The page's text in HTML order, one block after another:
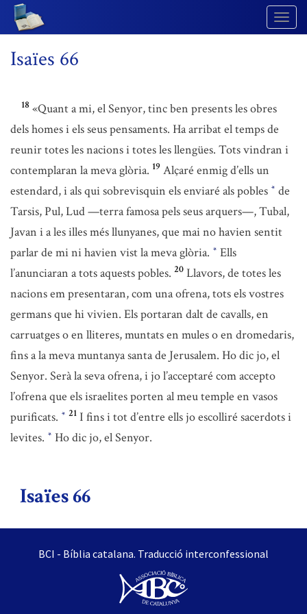
Isaïes 66
18 «Quant a mi, el Senyor, tinc ben presents les obres
dels homes i els seus pensaments. Ha arribat el temps de
reunir totes les nacions i totes les llengües. Tots vindran i
contemplaran la meva glòria. 19 Alçaré enmig d’ells un
estendard, i als qui sobrevisquin els enviaré als pobles * de
Tarsis, Pul, Lud —terra famosa pels seus arquers—, Tubal,
Javan i a les illes més llunyanes, que mai no havien sentit
parlar de mi ni havien vist la meva glòria. * Ells
l’anunciaran a tots aquests pobles. 20 Llavors, de totes les
nacions em presentaran, com una ofrena, tots els vostres
germans que hi vivien. Els portaran dalt de cavalls, en
carruatges o en lliteres, muntats en mules o en dromedaris,
fins a la meva muntanya santa de Jerusalem. Ho dic jo, el
Senyor. Serà la seva ofrena, i jo l’acceptaré com accepto
l’ofrena que els israelites porten al meu temple en vasos
purificats. * 21 I fins i tot d’entre ells jo escolliré sacerdots i
levites. * Ho dic jo, el Senyor.
Isaïes 66
BCI - Bíblia catalana. Traducció interconfessional